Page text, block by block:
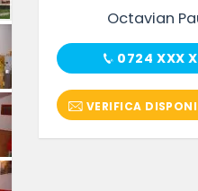
Octavian
0724 XXX
VERIFICA